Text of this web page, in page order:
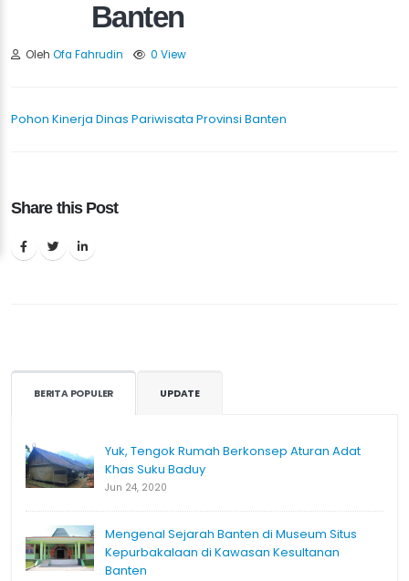
Banten
Oleh Ofa Fahrudin 0 View
Pohon Kinerja Dinas Pariwisata Provinsi Banten
Share this Post
BERITA POPULER UPDATE
Yuk, Tengok Rumah Berkonsep Aturan Adat
Khas Suku Baduy
Jun 24, 2020
Mengenal Sejarah Banten di Museum Situs
Kepurbakalaan di Kawasan Kesultanan
Banten